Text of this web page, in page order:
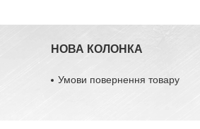
НОВА КОЛОНКА
Умови повернення товару